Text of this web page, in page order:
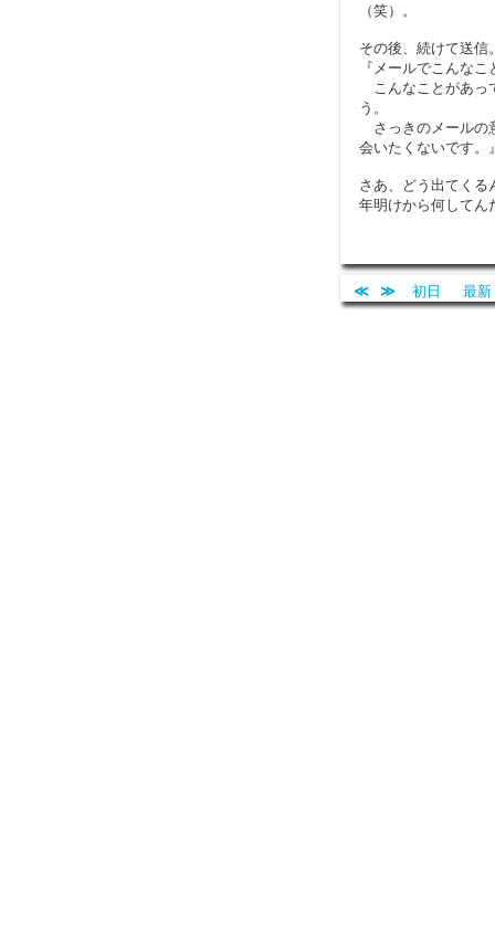
（笑）。
その後、続けて送信
『メールでこんな
こんなことがあっ
う。
さっきのメールの
会いたくないです。
さあ、どう出てくる
年明けから何してん
≪ ≫ 初日 最新